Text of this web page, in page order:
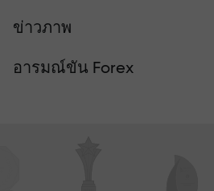
ข่าวภาพ
อารมณ์ขัน Forex